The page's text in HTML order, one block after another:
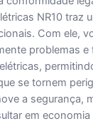
NR10 traz
Com ele,
problemas e
se tornem
a segurança,
em economia